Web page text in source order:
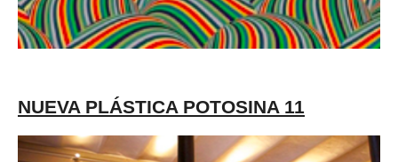
NUEVA PLÁSTICA POTOSINA 11